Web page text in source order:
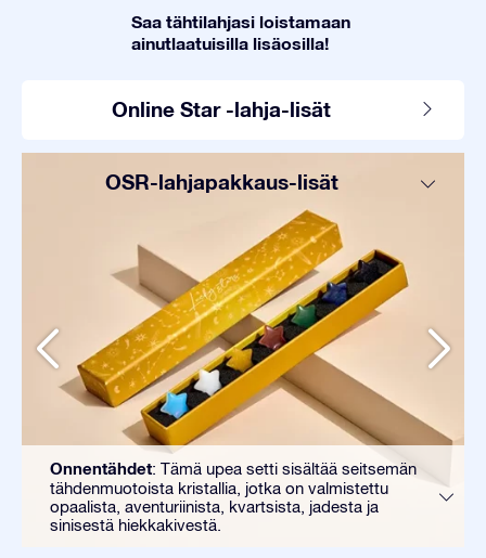
Saa tähtilahjasi loistamaan
ainutlaatuisilla lisäosilla!
Online Star -lahja-lisät
OSR-lahjapakkaus-lisät
Onnentähdet: Tämä upea setti sisältää seitsemän
tähdenmuotoista kristallia, jotka on valmistettu
opaalista, aventuriinista, kvartsista, jadesta ja
sinisestä hiekkakivestä.